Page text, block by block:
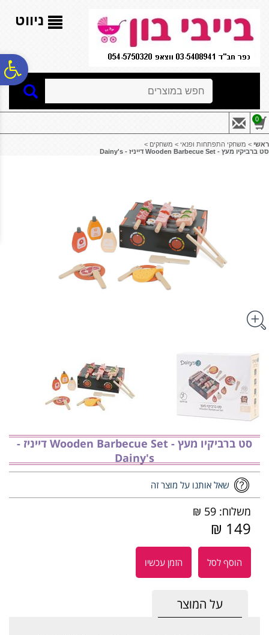
נגישות
אתר
המרכזי
ניווט
0
ראשי > משחקי התפתחות ופנאי > משחקים >
סט ברביקיו מעץ - ‏‏‏‏Wooden Barbecue Set דייניז - Dainy's
סט ברביקיו מעץ - ‏‏‏‏Wooden Barbecue Set דייניז -
Dainy's
שאל אותנו על מוצר זה
משלוח: 59 ₪
149 ₪
הוסף לסל הזמן עכשיו
על המוצר